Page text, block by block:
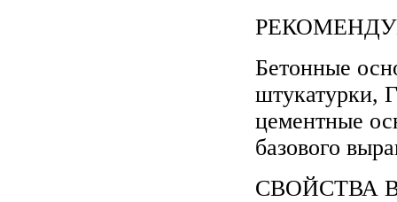
Бетонные
штукатурки,
цементные
базового
СВОЙСТВА